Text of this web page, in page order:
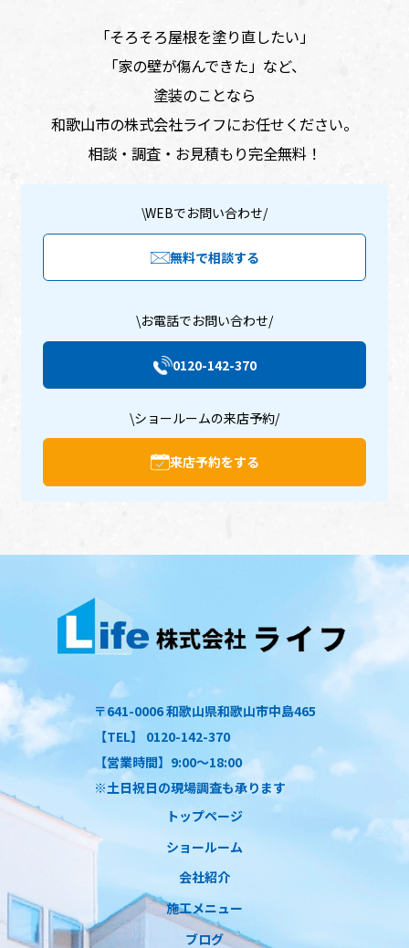
「そろそろ屋根を塗り直したい」
​「家の壁が傷んできた」など、
塗装のことなら
和歌山市の株式会社ライフにお任せください。
相談・調査・お見積もり完全無料！
\WEBでお問い合わせ/
無料で相談する
\お電話でお問い合わせ/
0120-142-370
\ショールームの来店予約/
来店予約をする
〒641-0006 和歌山県和歌山市中島465
【TEL】 0120-142-370
【営業時間】9:00～18:00
※土日祝日の現場調査も承ります
トップページ
ショールーム
会社紹介
施工メニュー
ブログ